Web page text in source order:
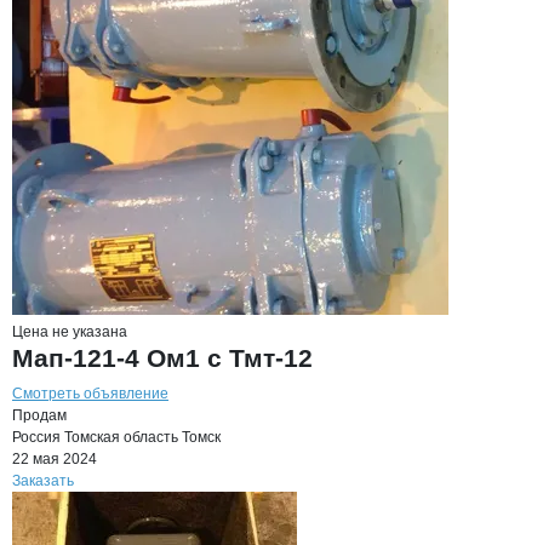
Цена не указана
Мап-121-4 Ом1 с Тмт-12
Смотреть объявление
Продам
Россия Томская область Томск
22 мая 2024
Заказать